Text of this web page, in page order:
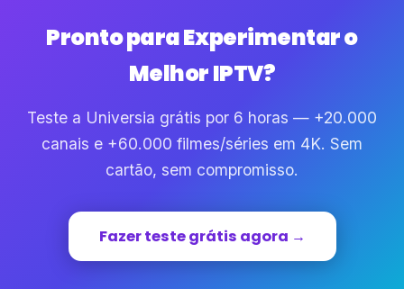
Pronto para Experimentar o
Melhor IPTV?
Teste a Universia grátis por 6 horas — +20.000
canais e +60.000 filmes/séries em 4K. Sem
cartão, sem compromisso.
Fazer teste grátis agora →